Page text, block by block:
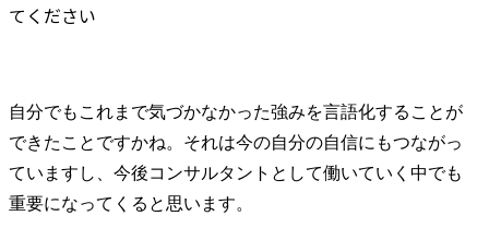
てください
自分でもこれまで気づかなかった強みを言語化することが
できたことですかね。それは今の自分の自信にもつながっ
ていますし、今後コンサルタントとして働いていく中でも
重要になってくると思います。